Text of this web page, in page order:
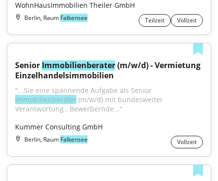
WohnHausImmobilien Theiler GmbH
Berlin, Raum Falkensee Teilzeit Vollzeit
Senior Immobilienberater (m/w/d) - Vermietung
Einzelhandelsimmobilien
Immobilienberater (m/w/d) mit bundesweiter
Verantwortung . Bewerbernde..."
Kummer Consulting GmbH
Berlin, Raum Falkensee Vollzeit